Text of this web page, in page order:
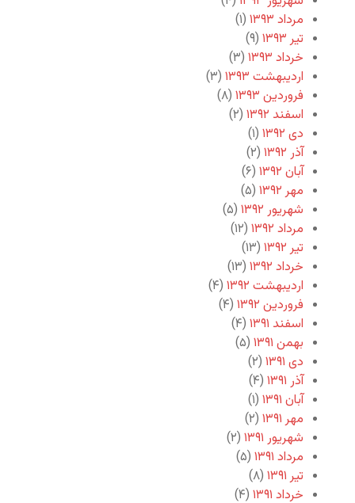
مرداد ۱۳۹۳
(۱)
تیر ۱۳۹۳
(۹)
خرداد ۱۳۹۳
(۳)
اردیبهشت ۱۳۹۳
(۳)
فروردین ۱۳۹۳
(۸)
اسفند ۱۳۹۲
(۲)
دی ۱۳۹۲
(۱)
آذر ۱۳۹۲
(۲)
آبان ۱۳۹۲
(۶)
مهر ۱۳۹۲
(۵)
شهریور ۱۳۹۲
(۵)
مرداد ۱۳۹۲
(۱۲)
تیر ۱۳۹۲
(۱۳)
خرداد ۱۳۹۲
(۱۳)
اردیبهشت ۱۳۹۲
(۴)
فروردین ۱۳۹۲
(۴)
اسفند ۱۳۹۱
(۴)
بهمن ۱۳۹۱
(۵)
دی ۱۳۹۱
(۲)
آذر ۱۳۹۱
(۴)
آبان ۱۳۹۱
(۱)
مهر ۱۳۹۱
(۲)
شهریور ۱۳۹۱
(۲)
مرداد ۱۳۹۱
(۵)
تیر ۱۳۹۱
(۸)
خرداد ۱۳۹۱
(۴)